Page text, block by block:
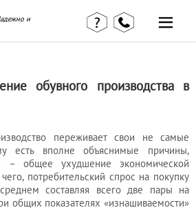
и
обувного производства в
переживает свои не самые
есть вполне объяснимые причины,
– общее ухудшение экономической
потребительский спрос на покупку
составляя всего две пары на
общих показателях «изнашиваемости»